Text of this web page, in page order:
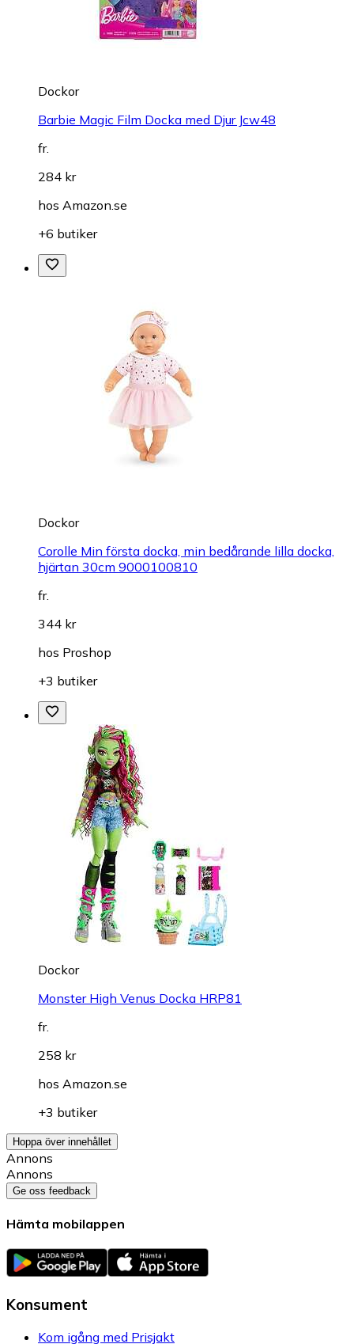
Dockor
Barbie Magic Film Docka med Djur Jcw48
fr.
284 kr
hos Amazon.se
+6 butiker
Dockor
Corolle Min första docka, min bedårande lilla docka,
hjärtan 30cm 9000100810
fr.
344 kr
hos Proshop
+3 butiker
Dockor
Monster High Venus Docka HRP81
fr.
258 kr
hos Amazon.se
+3 butiker
Hoppa över innehållet
Annons
Annons
Ge oss feedback
Hämta mobilappen
Konsument
Kom igång med Prisjakt